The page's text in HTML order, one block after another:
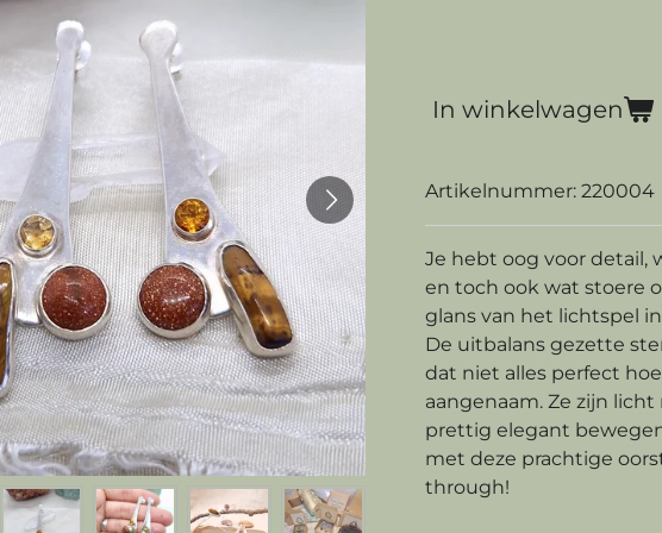
In winkelwagen
Artikelnummer: 220004
Je hebt oog voor detail,
en toch ook wat stoere
glans van het lichtspel
De uitbalans gezette
dat niet alles perfect
aangenaam. Ze zijn
prettig elegant
met deze prachtige
through!